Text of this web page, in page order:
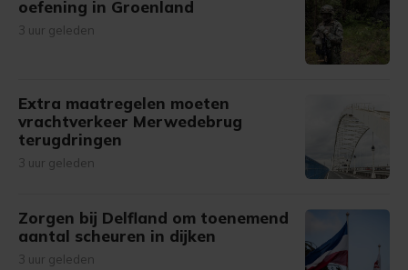
oefening in Groenland
3 uur geleden
Extra maatregelen moeten
vrachtverkeer Merwedebrug
terugdringen
3 uur geleden
Zorgen bij Delfland om toenemend
aantal scheuren in dijken
3 uur geleden